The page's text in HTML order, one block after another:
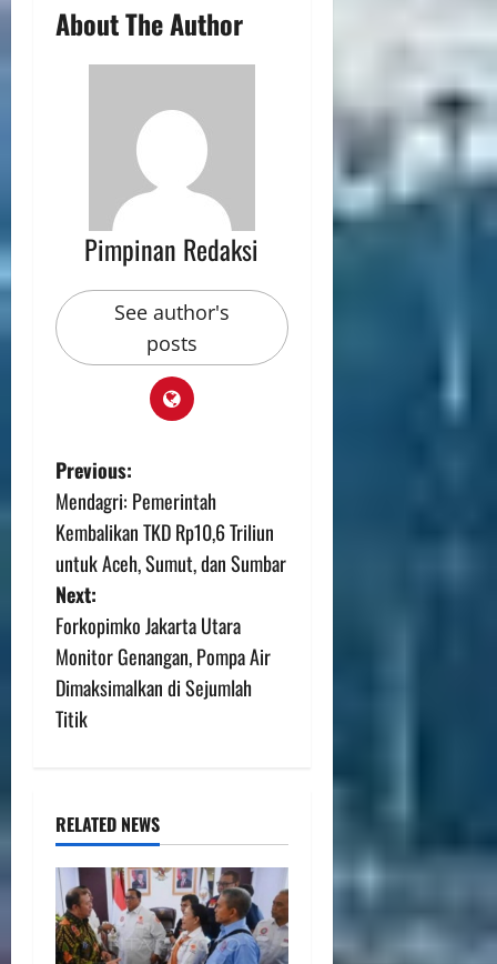
About The Author
Pimpinan Redaksi
See author's
posts
Previous:
Mendagri: Pemerintah
Kembalikan TKD Rp10,6 Triliun
untuk Aceh, Sumut, dan Sumbar
Next:
Forkopimko Jakarta Utara
Monitor Genangan, Pompa Air
Dimaksimalkan di Sejumlah
Titik
RELATED NEWS